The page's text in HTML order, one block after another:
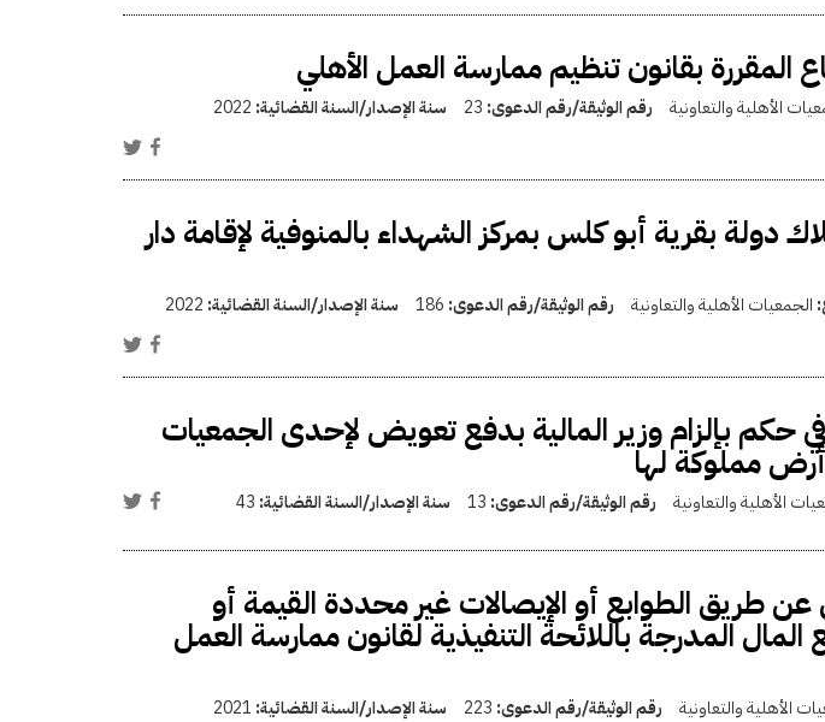
المقررة بقانون تنظيم ممارسة العمل الأهلي
الأهلية والتعاونية رقم الوثيقة/رقم الدعوى: 23 سنة الإصدار/السنة القضائية: 2022
بقرية أبو كلس بمركز الشهداء بالمنوفية لإقامة دار
الجمعيات الأهلية والتعاونية رقم الوثيقة/رقم الدعوى: 186 سنة الإصدار/السنة القضائية: 2022
حكم بإلزام وزير المالية بدفع تعويض لإحدى الجمعيات
مملوكة لها
الأهلية والتعاونية رقم الوثيقة/رقم الدعوى: 13 سنة الإصدار/السنة القضائية: 43
طريق الطوابع أو الإيصالات غير محددة القيمة أو
المدرجة باللائحة التنفيذية لقانون ممارسة العمل
الأهلية والتعاونية رقم الوثيقة/رقم الدعوى: 223 سنة الإصدار/السنة القضائية: 2021